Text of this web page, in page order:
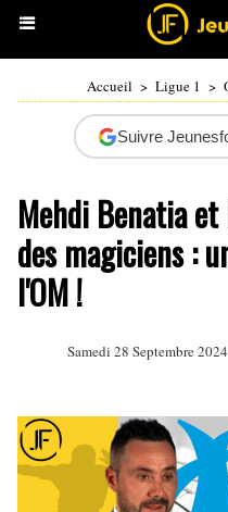
Accueil > Ligue 1 >
Suivre
Mehdi Benatia
des magiciens :
l'OM !
Samedi 28 Septembre